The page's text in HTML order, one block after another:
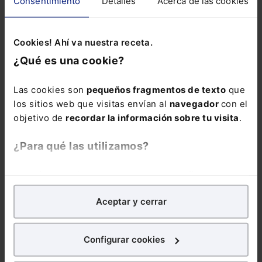
Cookies! Ahí va nuestra receta.
¿Qué es una cookie?
Las cookies son pequeños fragmentos de texto que
los sitios web que visitas envían al navegador con el
objetivo de recordar la información sobre tu visita.
¿Para qué las utilizamos?
analíticospara tratar demejorar tu experienciaen
nuestra página web. También con fines publicitarios,
para poder mostrarte publicidad y contenidos de tu
¿Qué puedes hacer?
Aceptar y cerrar
Configurar cookies
Cuestiones ESG a vigilar en Bruselas en 2025
El primer paso se dará a finales de febrero, con la
presentación de la famosa legislación ómnibus, que
Lefebvre